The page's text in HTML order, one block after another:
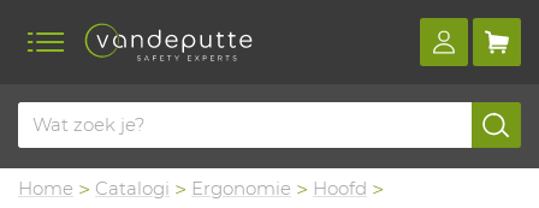
Home Catalogi Ergonomie
Hoofd